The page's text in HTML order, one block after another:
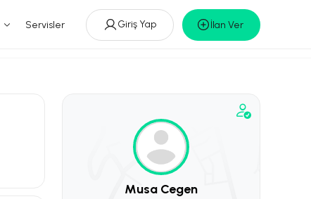
Servisler Giriş Yap İlan Ver
Musa Cegen